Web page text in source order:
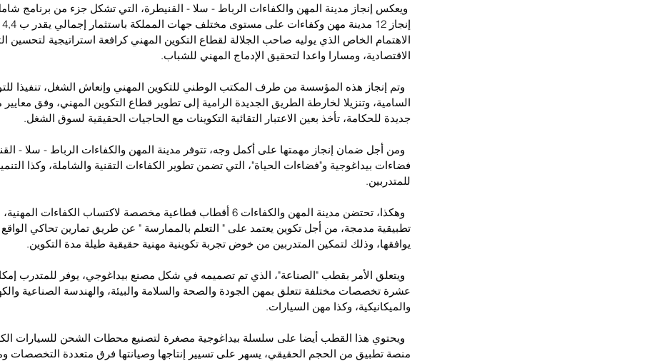
ويعكس إنجاز مدينة المهن والكفاءات الرباط - سلا - القنيطرة، التي تشكل جزء من برنامج
الاهتمام الخاص الذي يوليه صاحب الجلالة لقطاع التكوين المهني كرافعة استراتيجية لتحسين
الاقتصادية، ومسارا واعدا لتحقيق الإدماج المهني للشباب.
وتم إنجاز هذه المؤسسة من طرف المكتب الوطني للتكوين المهني وإنعاش الشغل، تنفيذا
السامية، وتنزيلا لخارطة الطريق الجديدة الرامية إلى تطوير قطاع التكوين المهني، وفق معايير
جديدة للحكامة، تأخذ بعين الاعتبار التقائية التكوينات مع الحاجيات الحقيقية لسوق الشغل.
ومن أجل ضمان إنجاز مهمتها على أكمل وجه، تتوفر مدينة المهن والكفاءات الرباط - سلا -
فضاءات بيداغوجية و"فضاءات الحياة"، التي تضمن تطوير الكفاءات التقنية والشاملة، وكذا
للمتدربين.
تطبيقية مدمجة، من أجل تكوين يعتمد على " التعلم بالممارسة " عن طريق تمارين تحاكي
يوافقها، وذلك لتمكين المتدربين من خوض تجربة تكوينية مهنية حقيقية طيلة مدة التكوين.
ويتعلق الأمر بقطب "الصناعة"، الذي تم تصميمه في شكل مصنع بيداغوجي، يوفر للمتدرب
عشرة تخصصات مختلفة تتعلق بمهن الجودة والصحة والسلامة والبيئة، والهندسة الصناعية
والميكانيكية، وكذا مهن السيارات.
ويحتوي هذا القطب أيضا على سلسلة بيداغوجية مصغرة لتصنيع محطات الشحن للسيارات
منصة تطبيق من الحجم الحقيقي، يسهر على تسيير إنتاجها وصيانتها فرق متعددة التخصصات